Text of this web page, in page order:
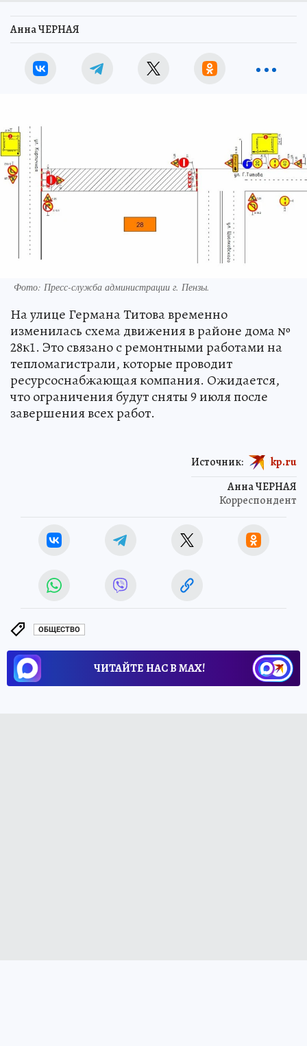
Анна ЧЕРНАЯ
Фото: Пресс-служба администрации г. Пензы.
На улице Германа Титова временно
изменилась схема движения в районе дома №
28к1. Это связано с ремонтными работами на
тепломагистрали, которые проводит
ресурсоснабжающая компания. Ожидается,
что ограничения будут сняты 9 июля после
завершения всех работ.
Анна ЧЕРНАЯ
Корреспондент
Источник: kp.ru
ОБЩЕСТВО
ЧИТАЙТЕ НАС В МАХ!